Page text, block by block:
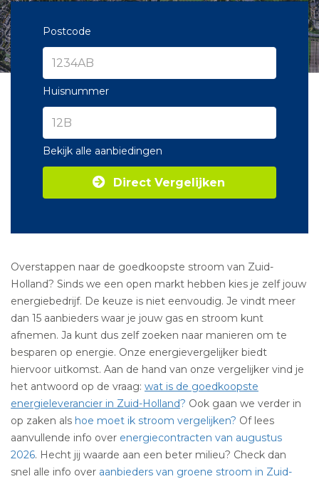
Postcode
Huisnummer
Bekijk alle aanbiedingen
Direct Vergelijken
Overstappen naar de goedkoopste stroom van Zuid-
Holland? Sinds we een open markt hebben kies je zelf jouw
energiebedrijf. De keuze is niet eenvoudig. Je vindt meer
dan 15 aanbieders waar je jouw gas en stroom kunt
afnemen. Ja kunt dus zelf zoeken naar manieren om te
besparen op energie. Onze energievergelijker biedt
hiervoor uitkomst. Aan de hand van onze vergelijker vind je
het antwoord op de vraag: wat is de goedkoopste
energieleverancier in Zuid-Holland? Ook gaan we verder in
op zaken als hoe moet ik stroom vergelijken? Of lees
aanvullende info over energiecontracten van augustus
2026. Hecht jij waarde aan een beter milieu? Check dan
snel alle info over aanbieders van groene stroom in Zuid-